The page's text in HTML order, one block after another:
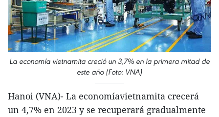
La economía vietnamita creció un 3,7% en la primera mitad de
este año (Foto: VNA)
Hanoi (VNA)- La economíavietnamita crecerá
un 4,7% en 2023 y se recuperará gradualmente